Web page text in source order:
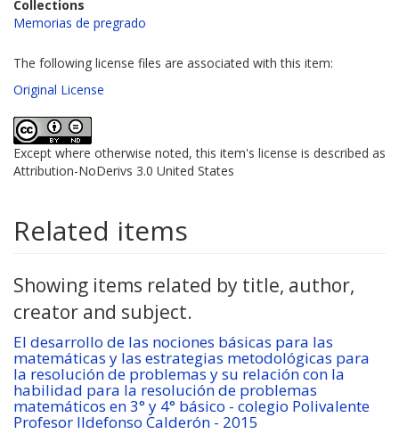
Collections
Memorias de pregrado
The following license files are associated with this item:
Original License
Except where otherwise noted, this item's license is described as
Attribution-NoDerivs 3.0 United States
Related items
Showing items related by title, author,
creator and subject.
El desarrollo de las nociones básicas para las
matemáticas y las estrategias metodológicas para
la resolución de problemas y su relación con la
habilidad para la resolución de problemas
matemáticos en 3° y 4° básico - colegio Polivalente
Profesor Ildefonso Calderón - 2015